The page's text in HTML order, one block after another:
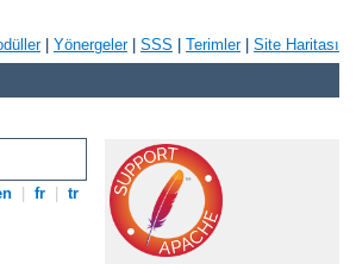
| Yönergeler| SSS Terimler| Site Haritası
fr tr